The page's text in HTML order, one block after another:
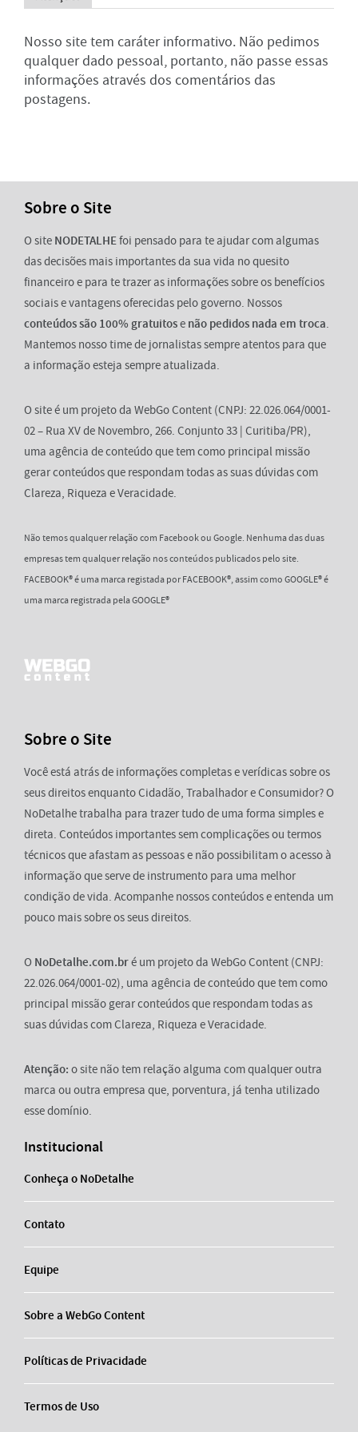
Nosso site tem caráter informativo. Não pedimos
qualquer dado pessoal, portanto, não passe essas
informações através dos comentários das
postagens.
Sobre o Site
O site NODETALHEfoi pensado para te ajudar com algumas
das decisões mais importantes da sua vida no quesito
financeiro e para te trazer as informações sobre os benefícios
sociais e vantagens oferecidas pelo governo. Nossos
conteúdos são 100% gratuitose não pedidos nada em troca.
Mantemos nosso time de jornalistas sempre atentos para que
a informação esteja sempre atualizada.
O site é um projeto da WebGo Content (CNPJ: 22.026.064/0001-
02 – Rua XV de Novembro, 266. Conjunto 33 | Curitiba/PR),
uma agência de conteúdo que tem como principal missão
gerar conteúdos que respondam todas as suas dúvidas com
Clareza, Riqueza e Veracidade.
Não temos qualquer relação com Facebook ou Google. Nenhuma das duas
empresas tem qualquer relação nos conteúdos publicados pelo site.
FACEBOOK® é uma marca registada por FACEBOOK®, assim como GOOGLE® é
uma marca registrada pela GOOGLE®
Sobre o Site
Você está atrás de informações completas e verídicas sobre os
seus direitos enquanto Cidadão, Trabalhador e Consumidor? O
NoDetalhe trabalha para trazer tudo de uma forma simples e
direta. Conteúdos importantes sem complicações ou termos
técnicos que afastam as pessoas e não possibilitam o acesso à
informação que serve de instrumento para uma melhor
condição de vida. Acompanhe nossos conteúdos e entenda um
pouco mais sobre os seus direitos.
O NoDetalhe.com.bré um projeto da WebGo Content (CNPJ:
22.026.064/0001-02), uma agência de conteúdo que tem como
principal missão gerar conteúdos que respondam todas as
suas dúvidas com Clareza, Riqueza e Veracidade.
Atenção: o site não tem relação alguma com qualquer outra
marca ou outra empresa que, porventura, já tenha utilizado
esse domínio.
Institucional
Conheça o NoDetalhe
Contato
Equipe
Sobre a WebGo Content
Políticas de Privacidade
Termos de Uso